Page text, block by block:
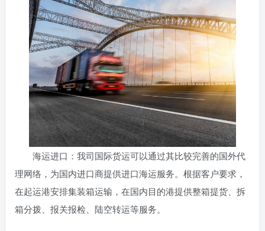
海运进口：我司国际货运可以通过其比较完善的国外代
理网络，为国内进口商提供进口海运服务。根据客户要求，
在起运港安排集装箱运输，在国内目的港提供整箱提货、拆
箱分拨、报关报检、陆空转运等服务。